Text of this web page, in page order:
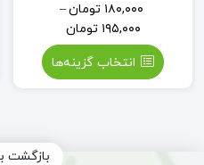
۱۸۰,۰۰۰ تومان–
۱۹۵,۰۰۰ تومان
انتخاب گزینه‌ها
بازگشت